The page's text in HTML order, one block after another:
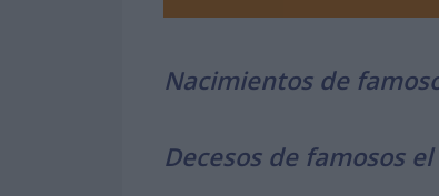
Nacimientos de
Decesos de famosos